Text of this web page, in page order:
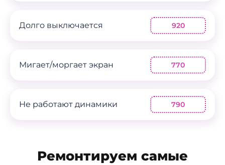
Долго выключается 920
Мигает/моргает экран 770
Не работают динамики 790
Ремонтируем самые